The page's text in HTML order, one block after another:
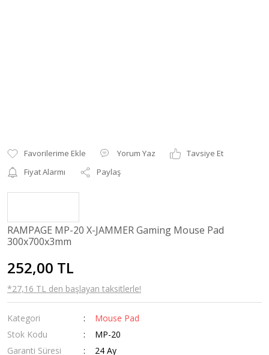
Yorum Yaz
Tavsiye Et
Fiyat Alarmı
Paylaş
RAMPAGE MP-20 X-JAMMER Gaming Mouse Pad
300x700x3mm
252,00 TL
*27,16 TL den başlayan taksitlerle!
Kategori
Mouse Pad
Stok Kodu
MP-20
Garanti Süresi
24 Ay